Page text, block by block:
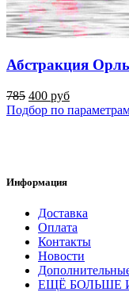
Абстракция
785 400 руб
Подбор по
Информация
Доставка
Оплата
Контакты
Новости
ЕЩЁ БОЛЬШЕ